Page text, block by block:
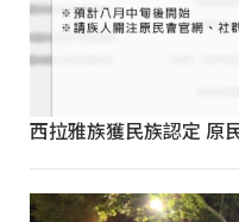
西拉雅族獲民族認定 原